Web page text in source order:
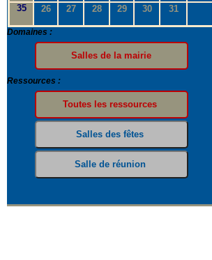
35 26 27 28 29 30 31
Domaines :
Ressources :